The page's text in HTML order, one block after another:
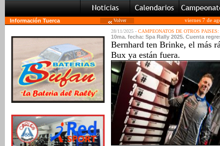
Información Tuerca Volver
viernes 7 de
28/11/2025 - CAMPEONATOS DE OTROS PAISES:
10ma. fecha: Spa Rally 2025. Cuenta
Bernhard ten Brinke, el más
Bux ya están fuera.